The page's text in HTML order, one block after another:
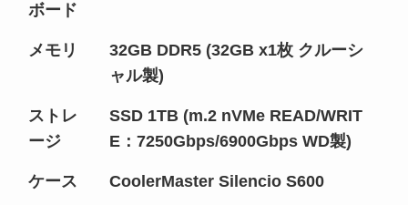
ボード
メモリ
32GB DDR5 (32GB x1枚 クルーシ
ャル製)
ストレ
ージ
SSD 1TB (m.2 nVMe READ/WRIT
E：7250Gbps/6900Gbps WD製)
ケース CoolerMaster Silencio S600